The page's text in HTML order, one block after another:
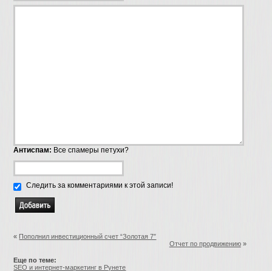
Антиспам: Все спамеры петухи?
Следить за комментариями к этой записи!
« Пополнил инвестиционный счет “Золотая 7″
Отчет по продвижению»
Еще по теме:
SEO и интернет-маркетинг в Рунете